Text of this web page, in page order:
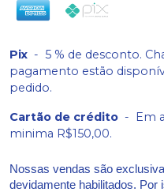
Pix - 5 % de desconto.
pagamento estão
pedido.
Cartão de crédito - Em
minima R$150,00.
Nossas vendas são
devidamente habilitados. Por